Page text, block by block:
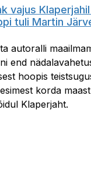
vajus
tuli Martin
autoralli
end
hoopis
korda
Klaperjaht.